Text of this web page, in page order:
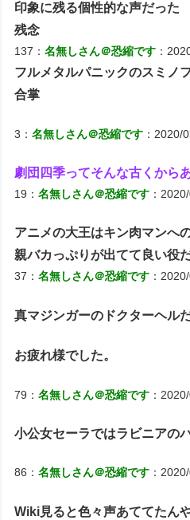
印象に残る個性的な声だった
残念
137：名無しさん＠恐縮です ：
フルメタルパニックのスミノ
合掌
3：名無しさん＠恐縮です ：2020/
劇団四季ってそんな古くから
19：名無しさん＠恐縮です ：
アニメの大王はキン肉マンへ
親バカっぷりが出てて良い役
37：名無しさん＠恐縮です ：
真マジンガーのドクターヘル
お疲れ様でした。
79：名無しさん＠恐縮です ：
小公女セーラではラビニアの
86：名無しさん＠恐縮です ：
Wiki見ると色々声あててたん